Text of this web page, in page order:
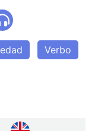
Verbo